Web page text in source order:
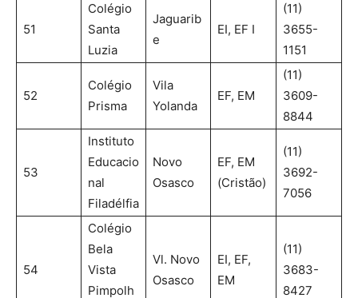
51
Colégio
Santa
Luzia
Jaguarib
e
EI, EF I
(11)
3655-
1151
52
Colégio
Prisma
Vila
Yolanda
EF, EM
(11)
3609-
8844
53
Instituto
Educacio
nal
Filadélfia
Novo
Osasco
EF, EM
(Cristão)
(11)
3692-
7056
54
Colégio
Bela
Vista
Pimpolh
Vl. Novo
Osasco
EI, EF,
EM
(11)
3683-
8427